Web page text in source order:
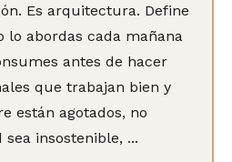
Es arquitectura. Define
lo abordas cada mañana
antes de hacer
que trabajan bien y
están agotados, no
insostenible, ...